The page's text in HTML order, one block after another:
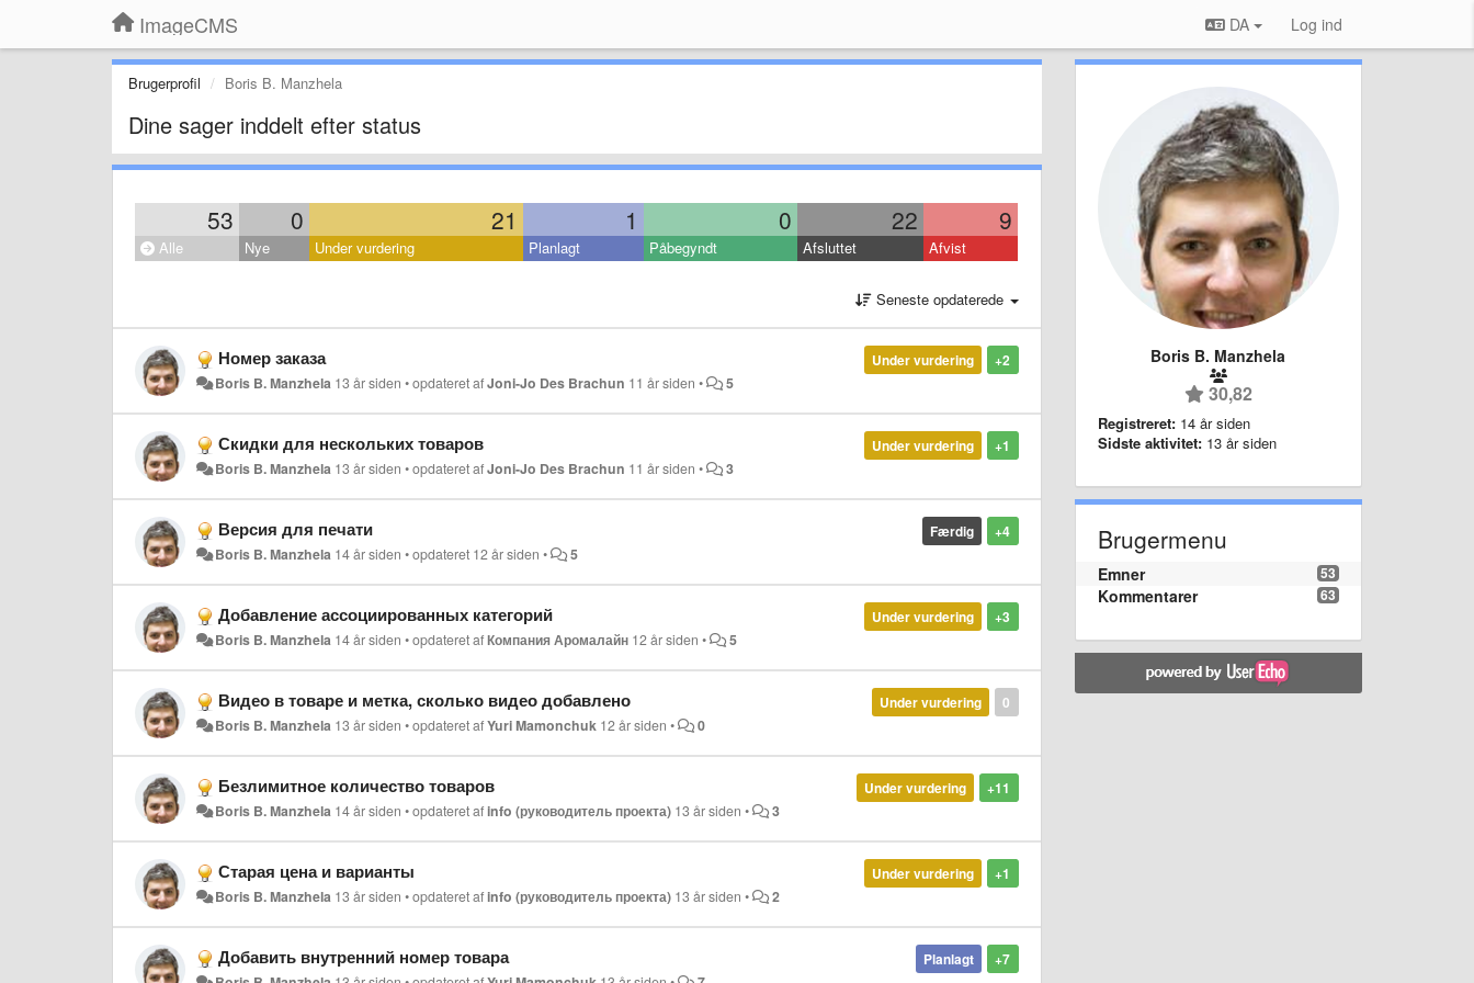
ImageCMS DA Log ind
Brugerprofil Boris B. Manzhela
Dine sager inddelt efter status
53 0 21 1 0 22 9
Alle Nye Under vurdering Planlagt Påbegyndt Afsluttet Afvist
Seneste opdaterede
+2
Under vurdering
Номер заказа
Boris B. Manzhela 13 år siden •opdateret afJoni-Jo Des Brachun 11 år siden • 5
+1
Under vurdering
Скидки для нескольких товаров
Boris B. Manzhela 13 år siden •opdateret afJoni-Jo Des Brachun 11 år siden • 3
+4
Færdig
Версия для печати
Boris B. Manzhela 14 år siden •opdateret 12 år siden • 5
+3
Under vurdering
Добавление ассоциированных категорий
Boris B. Manzhela 14 år siden •opdateret afКомпания Аромалайн 12 år siden • 5
0
Under vurdering
Видео в товаре и метка, сколько видео добавлено
Boris B. Manzhela 13 år siden •opdateret afYuri Mamonchuk 12 år siden • 0
+11
Under vurdering
Безлимитное количество товаров
Boris B. Manzhela 14 år siden •opdateret afinfo (руководитель проекта) 13 år siden • 3
+1
Under vurdering
Старая цена и варианты
Boris B. Manzhela 13 år siden •opdateret afinfo (руководитель проекта) 13 år siden • 2
+7
Planlagt
Добавить внутренний номер товара
Boris B. Manzhela
30,82
Registreret: 14 år siden
Sidste aktivitet: 13 år siden
Brugermenu
53
Emner
63
Kommentarer